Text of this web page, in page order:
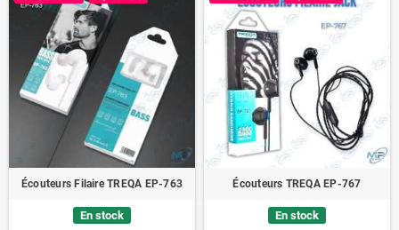
Écouteurs Filaire TREQA EP-763
En stock
Écouteurs TREQA EP-767
En stock